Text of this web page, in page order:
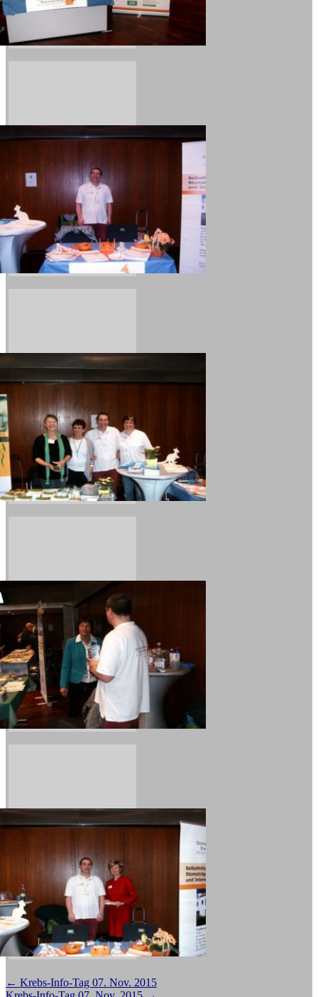
Beitragsnavigation
← Krebs-Info-Tag 07. Nov. 2015